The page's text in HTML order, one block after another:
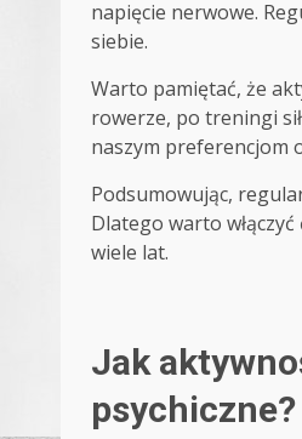
napięcie nerwowe.
siebie.
Warto pamiętać, że
rowerze, po treningi
naszym preferencjom
Podsumowując,
Dlatego warto
wiele lat.
Jak
psychiczne?